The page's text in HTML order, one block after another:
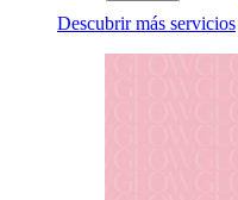
Descubrir más servicios